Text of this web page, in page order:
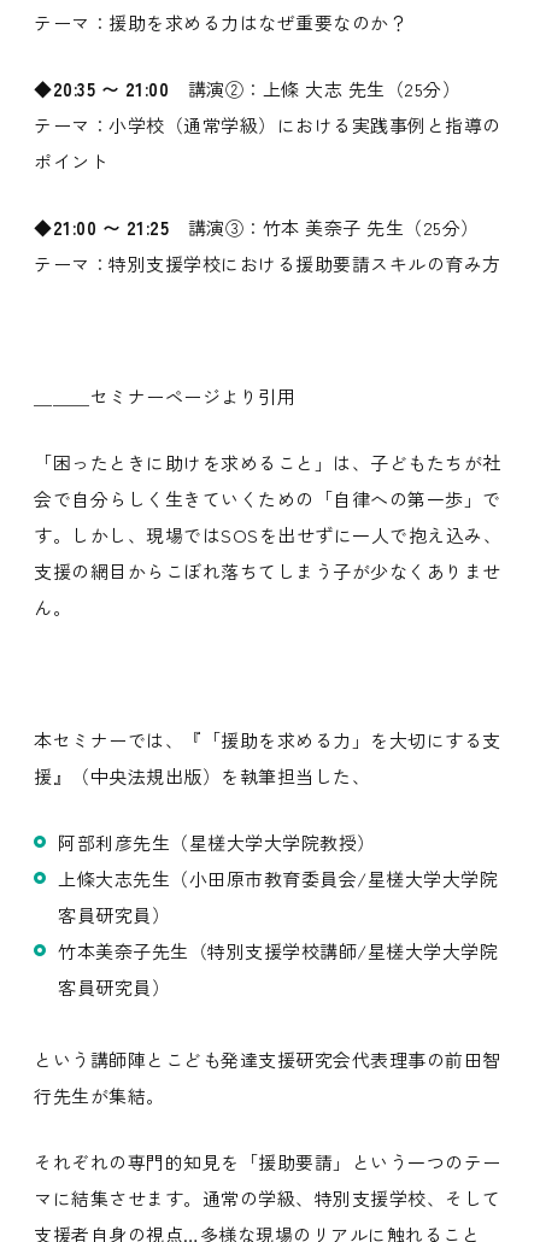
テーマ：援助を求める力はなぜ重要なのか？
◆20:35 〜 21:00 講演②：上條 大志 先生（25分）
テーマ：小学校（通常学級）における実践事例と指導の
ポイント
◆21:00 〜 21:25 講演③：竹本 美奈子 先生（25分）
テーマ：特別支援学校における援助要請スキルの育み方
＿＿＿セミナーページより引用
「困ったときに助けを求めること」は、子どもたちが社
会で自分らしく生きていくための「自律への第一歩」で
す。しかし、現場ではSOSを出せずに一人で抱え込み、
支援の網目からこぼれ落ちてしまう子が少なくありませ
ん。
本セミナーでは、『「援助を求める力」を大切にする支
援』（中央法規出版）を執筆担当した、
阿部利彦先生（星槎大学大学院教授）
上條大志先生（小田原市教育委員会/星槎大学大学院
客員研究員）
竹本美奈子先生（特別支援学校講師/星槎大学大学院
客員研究員）
という講師陣とこども発達支援研究会代表理事の前田智
行先生が集結。
それぞれの専門的知見を「援助要請」という一つのテー
マに結集させます。通常の学級、特別支援学校、そして
支援者自身の視点…多様な現場のリアルに触れること